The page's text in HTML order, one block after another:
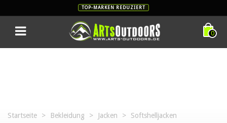
TOP-MARKEN REDUZIERT
0
Startseite > Bekleidung > Jacken > Softshelljacken